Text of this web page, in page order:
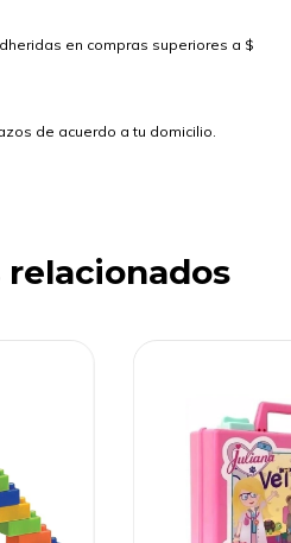
en compras superiores a $
de acuerdo a tu domicilio.